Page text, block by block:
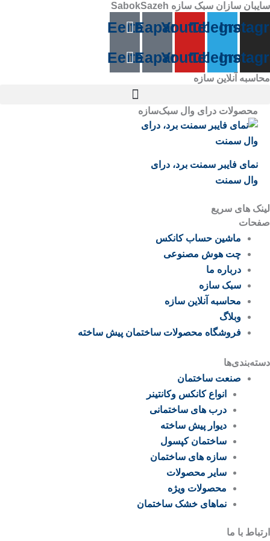
پرش
به
محتوا
سایبان سازان سبک سازه SabokSazeh
Telegram
Youtube
Eaparat
Eeitaa
Telegram
Youtube
Eaparat
Eeitaa
محاسبه آنلاین سازه
محصولات درای وال سبک‌سازه
نمای فایبر سمنت برد، درای
وال سمنت
لینک های سریع
صفحات
ماشین حساب کانکس
چت هوش مصنوعی
درباره ما
سبک سازه
محاسبه آنلاین سازه
وبلاگ
فروشگاه محصولات ساختمان پیش ساخته
دسته‌بندی‌ها
صنعت ساختمان
انواع کانکس وکانتینر
درب های ساختمانی
دیوار پیش ساخته
ساختمان کپسول
سازه های ساختمان
سایر محصولات
محصولات ویژه
نماهای خشک ساختمان
ارتباط با ما